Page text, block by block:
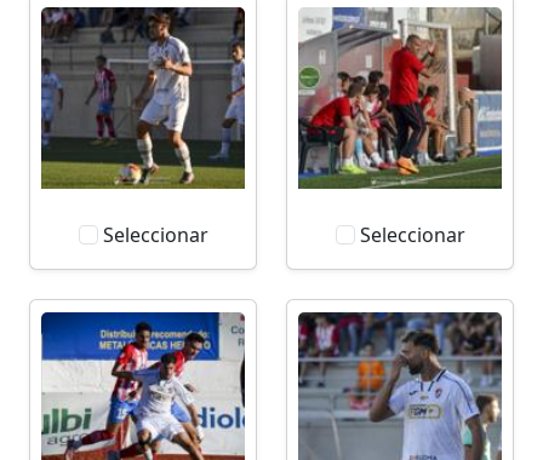
Seleccionar Seleccionar